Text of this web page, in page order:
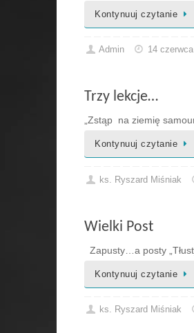
Kontynuuj czytanie
Admin 14
Trzy lekcje…
„Zstąp na ziemię
Kontynuuj czytanie
ks. Ryszard Miśniak
Wielki Post
Zapusty…a posty
Kontynuuj czytanie
ks. Ryszard Miśniak